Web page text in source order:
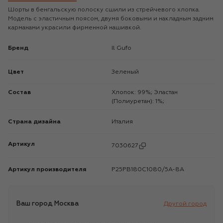
Шорты в бенгальскую полоску сшили из стрейчевого хлопка.
Модель с эластичным поясом, двумя боковыми и накладным задним
карманами украсили фирменной нашивкой.
Бренд Il Gufo
Цвет Зеленый
Состав
Хлопок: 99%; Эластан
(Полиуретан): 1%;
Страна дизайна Италия
Артикул 7030627
Артикул производителя P25PB180C1080/5A-8A
Ваш город Москва Другой город